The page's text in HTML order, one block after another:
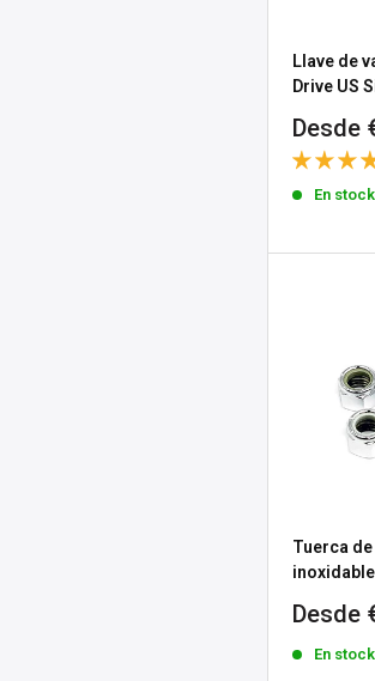
Llave de
Drive US
Precio
de
venta
Desde
En stock
Tuerca
Precio
venta
Desde
En stock